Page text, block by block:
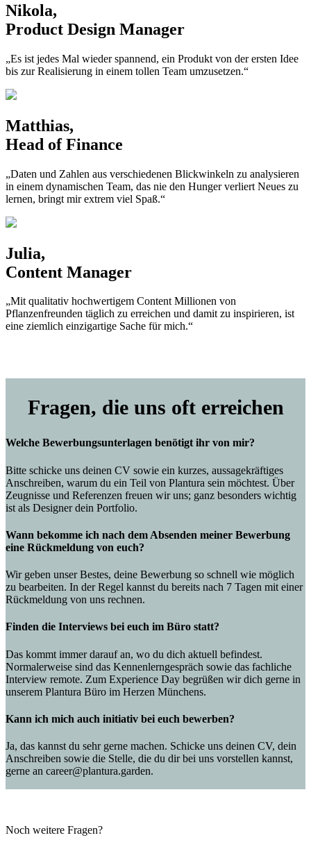
Nikola,
Product Design Manager
„Es ist jedes Mal wieder spannend, ein Produkt von der ersten Idee
bis zur Realisierung in einem tollen Team umzusetzen.“
Matthias,
Head of Finance
„Daten und Zahlen aus verschiedenen Blickwinkeln zu analysieren
in einem dynamischen Team, das nie den Hunger verliert Neues zu
lernen, bringt mir extrem viel Spaß.“
Julia,
Content Manager
„Mit qualitativ hochwertigem Content Millionen von
Pflanzenfreunden täglich zu erreichen und damit zu inspirieren, ist
eine ziemlich einzigartige Sache für mich.“
Fragen, die uns oft erreichen
Welche Bewerbungsunterlagen benötigt ihr von mir?
Bitte schicke uns deinen CV sowie ein kurzes, aussagekräftiges
Anschreiben, warum du ein Teil von Plantura sein möchtest. Über
Zeugnisse und Referenzen freuen wir uns; ganz besonders wichtig
ist als Designer dein Portfolio.
Wann bekomme ich nach dem Absenden meiner Bewerbung
eine Rückmeldung von euch?
Wir geben unser Bestes, deine Bewerbung so schnell wie möglich
zu bearbeiten. In der Regel kannst du bereits nach 7 Tagen mit einer
Rückmeldung von uns rechnen.
Finden die Interviews bei euch im Büro statt?
Das kommt immer darauf an, wo du dich aktuell befindest.
Normalerweise sind das Kennenlerngespräch sowie das fachliche
Interview remote. Zum Experience Day begrüßen wir dich gerne in
unserem Plantura Büro im Herzen Münchens.
Kann ich mich auch initiativ bei euch bewerben?
Ja, das kannst du sehr gerne machen. Schicke uns deinen CV, dein
Anschreiben sowie die Stelle, die du dir bei uns vorstellen kannst,
gerne an career@plantura.garden.
Noch weitere Fragen?